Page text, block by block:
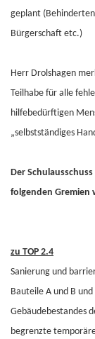
geplant
Bürgerschaft etc.)
Herr Drolshagen
Teilhabe für alle
hilfebedürftigen
„selbstständiges
Der
folgenden Gremien
zu TOP 2.4
Sanierung und
Bauteile A und B
Gebäudebestandes
begrenzte